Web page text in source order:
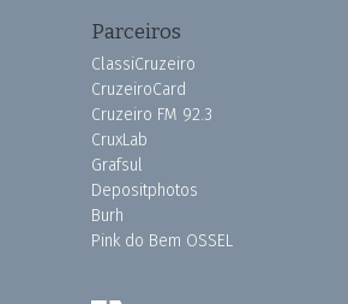
Parceiros
ClassiCruzeiro
CruzeiroCard
Cruzeiro FM 92.3
CruxLab
Grafsul
Depositphotos
Burh
Pink do Bem OSSEL